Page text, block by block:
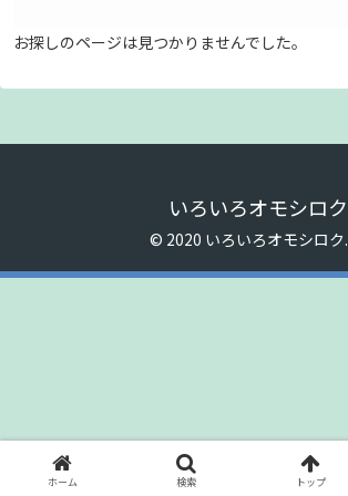
お探しのページは見つかりませんでした。
いろいろオモシロク
© 2020 いろいろオモシロク.
ホーム 検索 トップ